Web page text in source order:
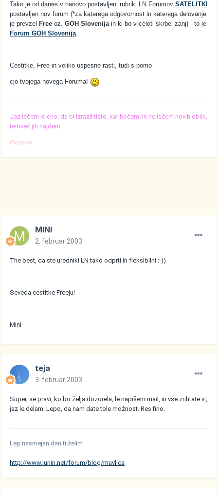
Tako je od danes v nanovo postavljeni rubriki LN ForumovSATELITKI
postavljen nov forum (*za katerega odgovornost in katerega delovanje
je prevzel Free oz.GOH Slovenijain ki bo v celoti skrbel zanj) - to je
Forum GOH Slovenija.
Cestitke, Free in veliko uspesne rasti, tudi s pomo
cjo tvojega novega Foruma!
Jaz iščem le eno; da bi izrazil tisto, kar hočem. In ne iščem novih oblik,
temveč jih najdem.
Picasso
MINI
2. februar 2003
The best, da ste uredniki LN tako odprti in fleksibilni :-))
Seveda cestitke Freeju!
Mini
teja
3. februar 2003
Super, se pravi, ko bo želja dozorela, le napišem mail, in vse zrihtate vi,
jaz le delam. Lepo, da nam date tole možnost. Res fino.
Lep nasmejan dan ti želim
http://www.lunin.net/forum/blog/mavlica